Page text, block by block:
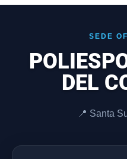
SEDE
DEL
📍 Santa